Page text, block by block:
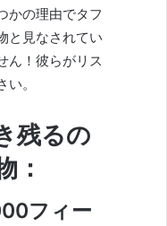
かの理由でタフ
と見なされてい
ん！彼らがリス
。
残るの
：
フィー